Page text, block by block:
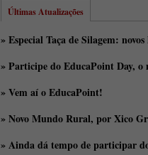
Últimas Atualizações
» Especial Taça de Silagem:
» Participe do EducaPoint Day,
» Vem aí o EducaPoint!
» Novo Mundo Rural, por Xico
» Ainda dá tempo de participar